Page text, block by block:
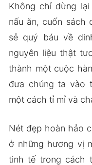
Không chỉ dừng
nấu ăn, cuốn sách
sẻ quý báu về
nguyên liệu thật
thành một cuộc
đưa chúng ta vào
một cách tỉ mỉ và
Nét đẹp hoàn hảo
ở những hương vị
tinh tế trong cách